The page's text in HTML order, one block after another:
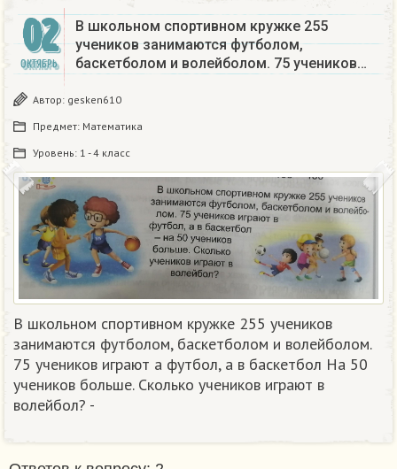
02
ОКТЯБРЬ
В школьном спортивном кружке 255
учеников занимаются футболом,
баскетболом и волейболом. 75 учеников…
Автор: gesken610
Предмет: Математика
Уровень: 1 - 4 класс
В школьном спортивном кружке 255 учеников
занимаются футболом, баскетболом и волейболом.
75 учеников играют а футбол, а в баскетбол На 50
учеников больше. Сколько учеников играют в
волейбол? -​